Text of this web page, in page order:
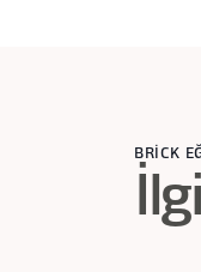
BRİCK